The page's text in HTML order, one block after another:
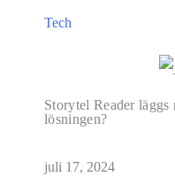
Tech
Storytel Reader
lösningen?
juli 17, 2024